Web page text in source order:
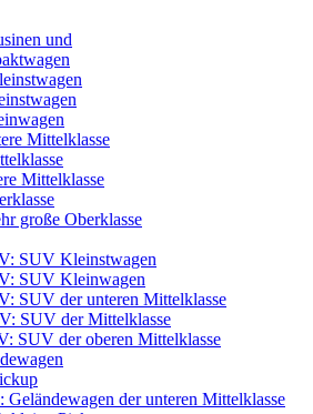
und
Mittelklasse
Mittelklasse
große Oberklasse
SUV Kleinstwagen
SUV Kleinwagen
SUV der unteren Mittelklasse
SUV der Mittelklasse
SUV der oberen Mittelklasse
Geländewagen der unteren Mittelklasse